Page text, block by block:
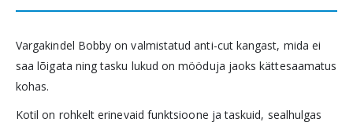
Vargakindel Bobby on valmistatud anti-cut kangast, mida ei
saa lõigata ning tasku lukud on mööduja jaoks kättesaamatus
kohas.
Kotil on rohkelt erinevaid funktsioone ja taskuid, sealhulgas